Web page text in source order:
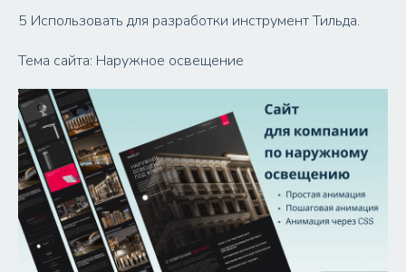
5 Использовать для разработки инструмент Тильда.
Тема сайта: Наружное освещение